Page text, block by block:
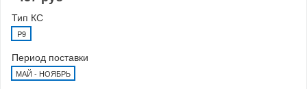
Тип КС
P9
Период поставки
МАЙ - НОЯБРЬ